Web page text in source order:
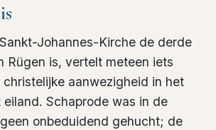
Johannes-Kirche de derde
Rügen is, vertelt meteen iets
aanwezigheid in het
Schaprode was in de
onbeduidend gehucht; de